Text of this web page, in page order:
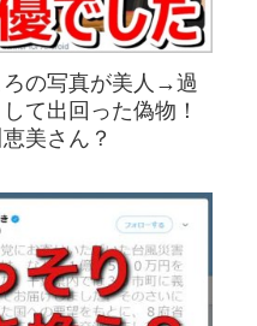
ろの写真が美人→過
て出回った偽物！
美さん？